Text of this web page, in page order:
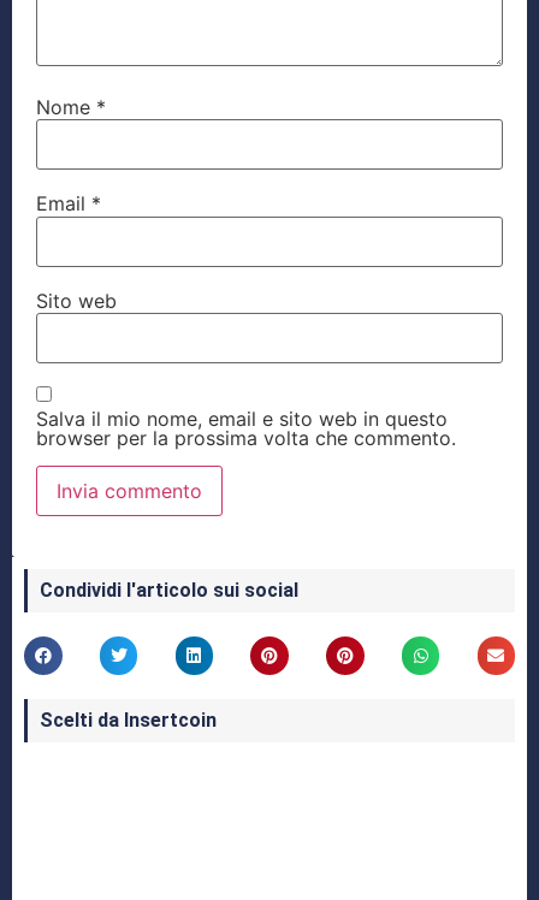
Nome *
Email *
Sito web
Salva il mio nome, email e sito web in questo
browser per la prossima volta che commento.
Condividi l'articolo sui social
Scelti da Insertcoin